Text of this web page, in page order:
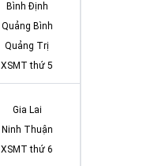
Bình Định
Quảng Bình
Quảng Trị
XSMT thứ 5
Gia Lai
Ninh Thuận
XSMT thứ 6